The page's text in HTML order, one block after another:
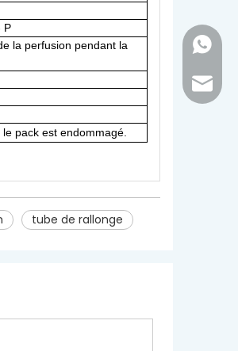
P
la perfusion pendant la
pack est endommagé
tube de rallonge
+86 -